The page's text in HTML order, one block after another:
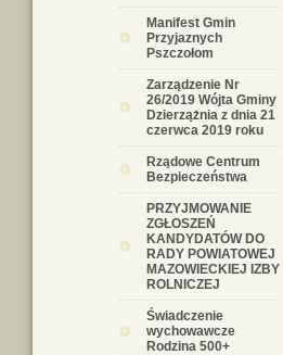
Manifest Gmin
Przyjaznych
Pszczołom
Zarządzenie Nr
26/2019 Wójta Gminy
Dzierzążnia z dnia 21
czerwca 2019 roku
Rządowe Centrum
Bezpieczeństwa
PRZYJMOWANIE
ZGŁOSZEŃ
KANDYDATÓW DO
RADY POWIATOWEJ
MAZOWIECKIEJ IZBY
ROLNICZEJ
Świadczenie
wychowawcze
Rodzina 500+